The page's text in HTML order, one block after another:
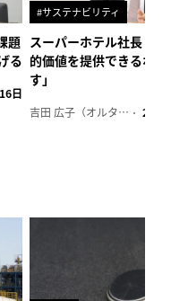
題
る
日
#サステナビリティ
スーパーホテル社長「地域
的価値を提供できるホテル
す」
吉田 広子（オルタナ輪番編集長） 2026年6